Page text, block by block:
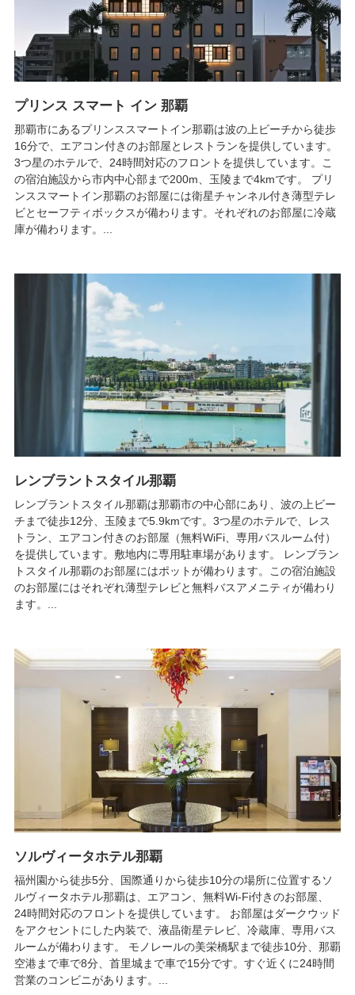
プリンス スマート イン 那覇
那覇市にあるプリンススマートイン那覇は波の上ビーチから徒歩
16分で、エアコン付きのお部屋とレストランを提供しています。
3つ星のホテルで、24時間対応のフロントを提供しています。こ
の宿泊施設から市内中心部まで200m、玉陵まで4kmです。 プリ
ンススマートイン那覇のお部屋には衛星チャンネル付き薄型テレ
ビとセーフティボックスが備わります。それぞれのお部屋に冷蔵
庫が備わります。...
レンブラントスタイル那覇
レンブラントスタイル那覇は那覇市の中心部にあり、波の上ビー
チまで徒歩12分、玉陵まで5.9kmです。3つ星のホテルで、レス
トラン、エアコン付きのお部屋（無料WiFi、専用バスルーム付）
を提供しています。敷地内に専用駐車場があります。 レンブラン
トスタイル那覇のお部屋にはポットが備わります。この宿泊施設
のお部屋にはそれぞれ薄型テレビと無料バスアメニティが備わり
ます。...
ソルヴィータホテル那覇
福州園から徒歩5分、国際通りから徒歩10分の場所に位置するソ
ルヴィータホテル那覇は、エアコン、無料Wi-Fi付きのお部屋、
24時間対応のフロントを提供しています。 お部屋はダークウッド
をアクセントにした内装で、液晶衛星テレビ、冷蔵庫、専用バス
ルームが備わります。 モノレールの美栄橋駅まで徒歩10分、那覇
空港まで車で8分、首里城まで車で15分です。すぐ近くに24時間
営業のコンビニがあります。...